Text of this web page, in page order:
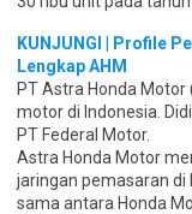
KUNJUNGI | Profile
Lengkap AHM
PT Astra Honda
motor di Indonesia.
PT Federal Motor.
Astra Honda Motor
jaringan pemasaran di
sama antara Honda